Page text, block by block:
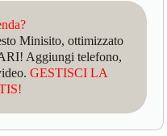
Minisito, ottimizzato
Aggiungi telefono,
GESTISCI LA